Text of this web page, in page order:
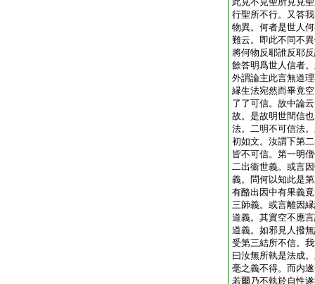
行聖所不行。又答
物異。何者是世人
難云。即此不同不
將何物反耶誰反耶
餘答明爲世人信者
外謂論主此言無道
縁生法宛然而畢竟
了了可信。故中論
故。是故明世間信
法。二明不可信法
初如文。汝謂下第
皆不可信。第一明
二出衞世義。或言
義。問何以知此是
有酪出因中有果義
三師義。或言離因
道義。其實空不應
道義。如邪見人撥
受第三結所不信。
曰汝無所執是法成
毫之義不得。而内
若爾乃不執於自性